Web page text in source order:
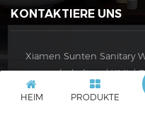
KONTAKTIERE UNS
Xiamen Sunten Sanitary
vorbehalten. |XML|
IPv6 IPv6-
HEIM PRODUKTE